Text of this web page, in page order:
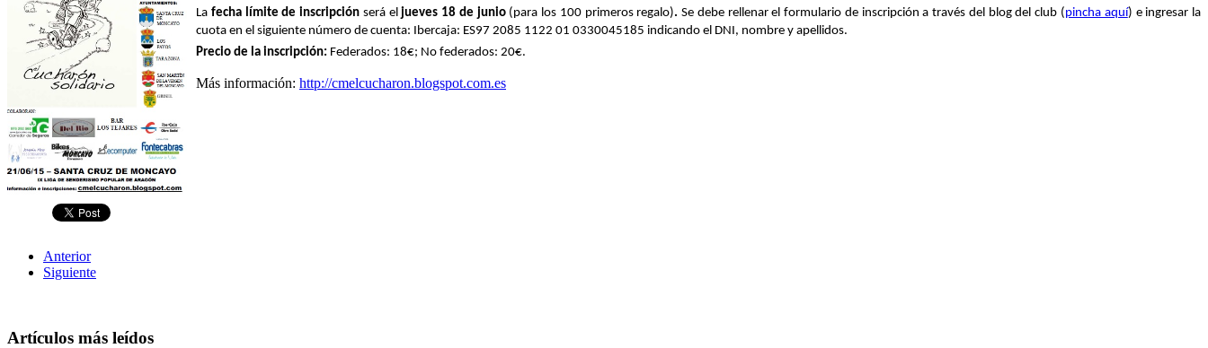
La fecha límite de inscripción será eljueves 18 de junio (para los 100 primeros regalo).Se debe rellenar el formulario de inscripción a través del blog del club (pincha aquí) e ingresar la
cuota en el siguiente número de cuenta: Ibercaja: ES97 2085 1122 01 0330045185 indicando el DNI, nombre y apellidos.
Precio de la inscripción: Federados: 18€; No federados: 20€.
Más información: http://cmelcucharon.blogspot.com.es
Anterior
Siguiente
Artículos más leídos